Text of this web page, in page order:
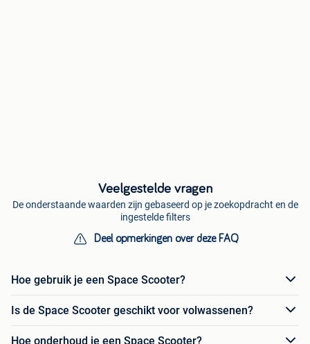
Veelgestelde vragen
De onderstaande waarden zijn gebaseerd op je zoekopdracht en de
ingestelde filters
Deel opmerkingen over deze FAQ
Hoe gebruik je een Space Scooter?
Is de Space Scooter geschikt voor volwassenen?
Hoe onderhoud je een Space Scooter?